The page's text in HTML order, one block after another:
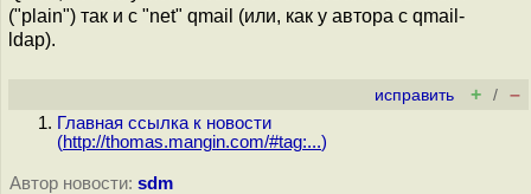
("plain") так и с "net" qmail (или, как у автора с qmail-
ldap).
исправить + / –
Главная ссылка к новости
(http://thomas.mangin.com/#tag:...)
Автор новости: sdm